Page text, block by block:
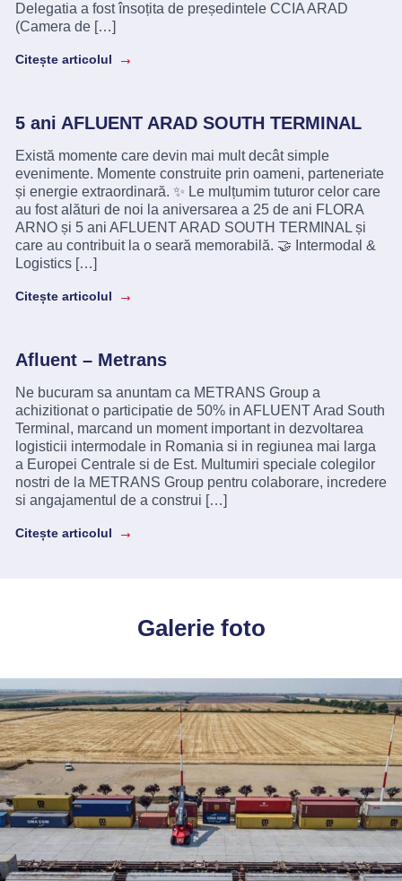
Delegatia a fost însoțita de președintele CCIA ARAD
(Camera de […]
Citește articolul
5 ani AFLUENT ARAD SOUTH TERMINAL
Există momente care devin mai mult decât simple
evenimente. Momente construite prin oameni, parteneriate
și energie extraordinară. ✨ Le mulțumim tuturor celor care
au fost alături de noi la aniversarea a 25 de ani FLORA
ARNO și 5 ani AFLUENT ARAD SOUTH TERMINAL și
care au contribuit la o seară memorabilă. 🤝 Intermodal &
Logistics […]
Citește articolul
Afluent – Metrans
Ne bucuram sa anuntam ca METRANS Group a
achizitionat o participatie de 50% in AFLUENT Arad South
Terminal, marcand un moment important in dezvoltarea
logisticii intermodale in Romania si in regiunea mai larga
a Europei Centrale si de Est. Multumiri speciale colegilor
nostri de la METRANS Group pentru colaborare, incredere
si angajamentul de a construi […]
Citește articolul
Galerie foto